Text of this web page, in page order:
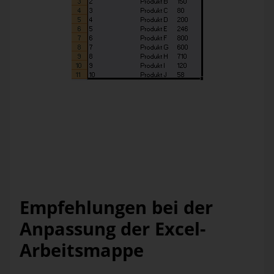
Empfehlungen bei der
Anpassung der Excel-
Arbeitsmappe